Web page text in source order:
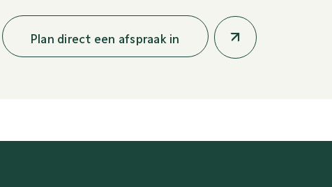
Plan direct een afspraak in